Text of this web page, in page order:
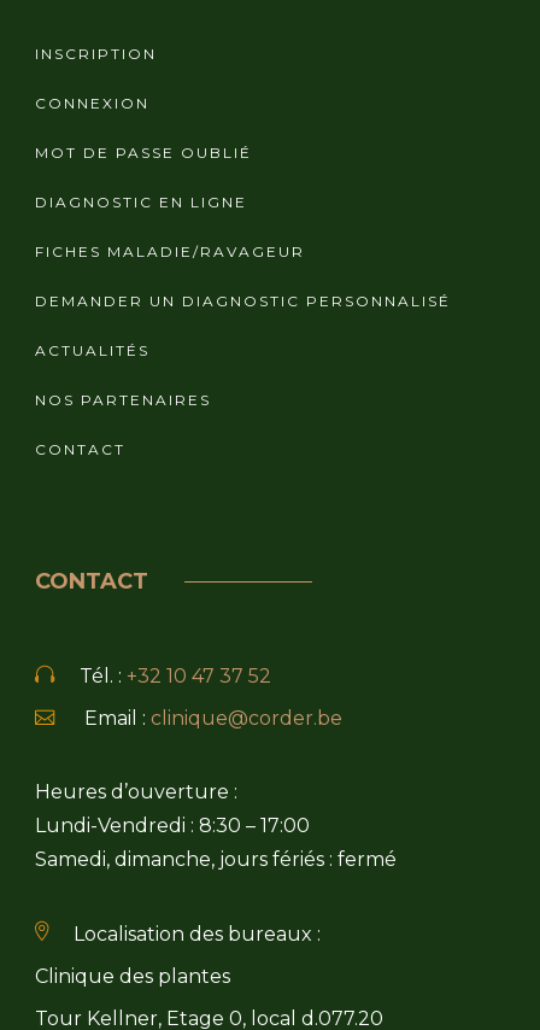
INSCRIPTION
CONNEXION
MOT DE PASSE OUBLIÉ
DIAGNOSTIC EN LIGNE
FICHES MALADIE/RAVAGEUR
DEMANDER UN DIAGNOSTIC PERSONNALISÉ
ACTUALITÉS
NOS PARTENAIRES
CONTACT
CONTACT
Tél. : +32 10 47 37 52
Email : clinique@corder.be
Heures d’ouverture :
Lundi-Vendredi : 8:30 – 17:00
Samedi, dimanche, jours fériés : fermé
Localisation des bureaux :
Clinique des plantes
Tour Kellner, Etage 0, local d.077.20